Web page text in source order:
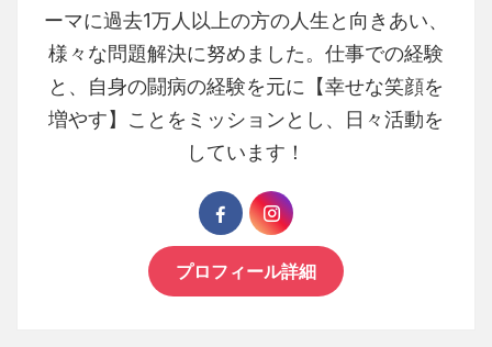
ーマに過去1万人以上の方の人生と向きあい、
様々な問題解決に努めました。仕事での経験
と、自身の闘病の経験を元に【幸せな笑顔を
増やす】ことをミッションとし、日々活動を
しています！
プロフィール詳細